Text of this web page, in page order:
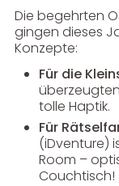
Die begehrten
gingen dieses
Konzepte:
Für die
tolle Haptik.
Für
(iDventure)
Room –
Couchtisch!